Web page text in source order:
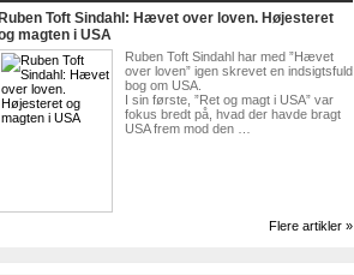
Ruben Toft Sindahl: Hævet over loven. Højesteret
magten i USA
Ruben Toft Sindahl har med ”Hævet
over loven” igen skrevet en indsigtsfuld
bog om USA.
I sin første, ”Ret og magt i USA” var
fokus bredt på, hvad der havde bragt
USA frem mod den …
Flere artikler »